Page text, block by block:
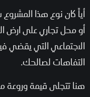
أياً كان نوع هذا
أو محل تجاري على ارض
الاجتماعي التي يقضي
التفاهات لصالحك.
هنا تتجلى قيمة وروعة